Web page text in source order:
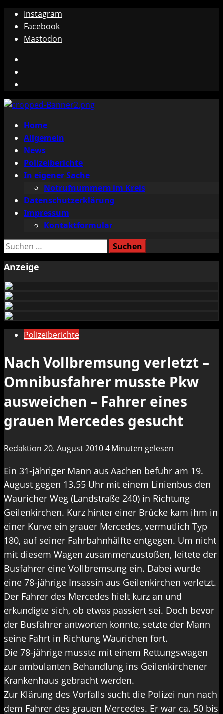
Zum
Inhalt
springen
Instagram
Facebook
Mastodon
Primäres
Menü
Home
Allgemein
News
Polizeiberichte
In eigener Sache
Notrufnummern im Kreis
Datenschutzerklärung
Impressum
Kontaktformular
Suchen
Anzeige
Polizeiberichte
Nach Vollbremsung verletzt –
Omnibusfahrer musste Pkw
ausweichen – Fahrer eines
grauen Mercedes gesucht
Redaktion 20. August 20104 Minuten gelesen
Ein 31-jähriger Mann aus Aachen befuhr am 19.
August gegen 13.55 Uhr mit einem Linienbus den
Wauricher Weg (Landstraße 240) in Richtung
Geilenkirchen. Kurz hinter einer Brücke kam ihm in
einer Kurve ein grauer Mercedes, vermutlich Typ
180, auf seiner Fahrbahnhälfte entgegen. Um nicht
mit diesem Wagen zusammenzustoßen, leitete der
Busfahrer eine Vollbremsung ein. Dabei wurde
eine 78-jährige Insassin aus Geilenkirchen verletzt.
Der Fahrer des Mercedes hielt kurz an und
erkundigte sich, ob etwas passiert sei. Doch bevor
der Busfahrer antworten konnte, setzte der Mann
seine Fahrt in Richtung Waurichen fort.
Die 78-jährige musste mit einem Rettungswagen
zur ambulanten Behandlung ins Geilenkirchener
Krankenhaus gebracht werden.
Zur Klärung des Vorfalls sucht die Polizei nun nach
dem Fahrer des grauen Mercedes. Er war ca. 50 bis